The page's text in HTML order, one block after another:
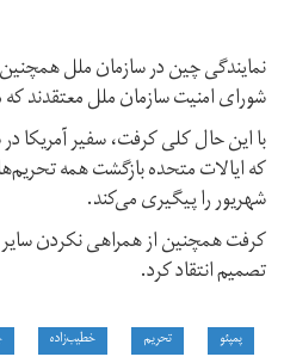
شورای امنیت سازمان ملل معتقدند
با این حال کلی کرفت، سفیر آمریکا
که ایالات متحده بازگشت همه
شهریور را پیگیری می‌کند.
کرفت همچنین از همراهی نکردن
تصمیم انتقاد کرد.
پمپئو تحریم خطیب‌زاده